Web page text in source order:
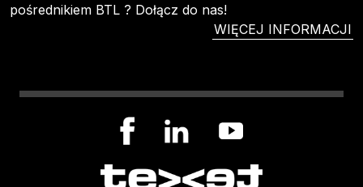
pośrednikiem BTL ? Dołącz do nas!
WIĘCEJ INFORMACJI